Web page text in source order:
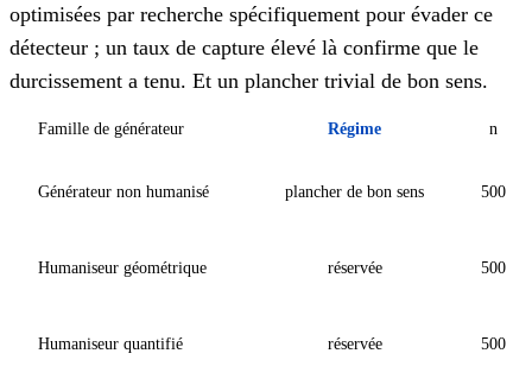
optimisées par recherche spécifiquement pour évader ce
détecteur ; un taux de capture élevé là confirme que le
durcissement a tenu. Et un plancher trivial de bon sens.
Famille de générateur Régime n
Générateur non humanisé plancher de bon sens 500
Humaniseur géométrique réservée 500
Humaniseur quantifié réservée 500